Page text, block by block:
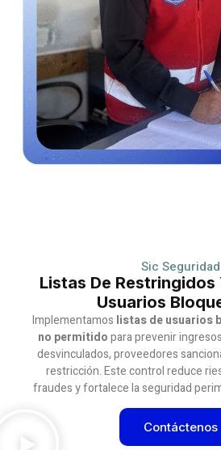
Sic Seguridad
Listas De Restringidos
Usuarios
Implementamos listas de usuarios
no permitidopara prevenir
desvinculados, proveedores
restricción. Este control reduce
fraudes y fortalece la seguridad
Contáctenos